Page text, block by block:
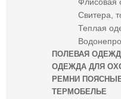
Флисовая
Свитера,
Теплая
ПОЛЕВАЯ
ОДЕЖДА ДЛЯ
РЕМНИ
ТЕРМОБЕЛЬЕ